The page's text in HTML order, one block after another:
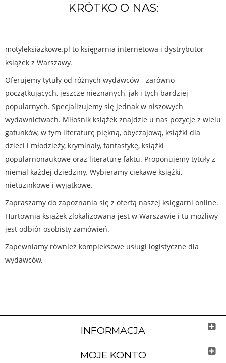
KRÓTKO O NAS:
motyleksiazkowe.pl to księgarnia internetowa i dystrybutor
książek z Warszawy.
Oferujemy tytuły od różnych wydawców - zarówno
początkujących, jeszcze nieznanych, jak i tych bardziej
popularnych. Specjalizujemy się jednak w niszowych
wydawnictwach. Miłośnik książek znajdzie u nas pozycje z wielu
gatunków, w tym literaturę piękną, obyczajową, książki dla
dzieci i młodzieży, kryminały, fantastykę, książki
popularnonaukowe oraz literaturę faktu. Proponujemy tytuły z
niemal każdej dziedziny. Wybieramy ciekawe książki,
nietuzinkowe i wyjątkowe.
Zapraszamy do zapoznania się z ofertą naszej księgarni online.
Hurtownia książek zlokalizowana jest w Warszawie i tu możliwy
jest odbiór osobisty zamówień.
Zapewniamy również kompleksowe usługi logistyczne dla
wydawców.
INFORMACJA
MOJE KONTO